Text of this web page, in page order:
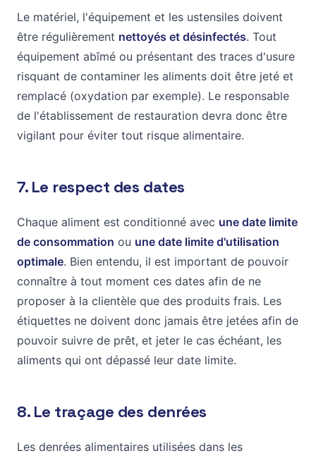
Le matériel, l'équipement et les ustensiles doivent
être régulièrement nettoyés et désinfectés. Tout
équipement abîmé ou présentant des traces d'usure
risquant de contaminer les aliments doit être jeté et
remplacé (oxydation par exemple). Le responsable
de l'établissement de restauration devra donc être
vigilant pour éviter tout risque alimentaire.
7. Le respect des dates
Chaque aliment est conditionné avec une date limite
de consommation ou une date limite d'utilisation
optimale. Bien entendu, il est important de pouvoir
connaître à tout moment ces dates afin de ne
proposer à la clientèle que des produits frais. Les
étiquettes ne doivent donc jamais être jetées afin de
pouvoir suivre de prêt, et jeter le cas échéant, les
aliments qui ont dépassé leur date limite.
8. Le traçage des denrées
Les denrées alimentaires utilisées dans les